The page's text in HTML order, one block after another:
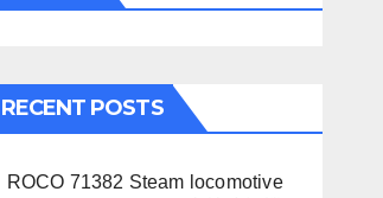
RECENT POSTS
ROCO 71382 Steam locomotive